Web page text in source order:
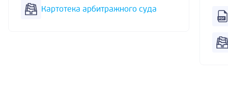
Картотека арбитражного суда